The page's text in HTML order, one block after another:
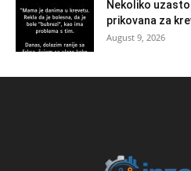
Nekoliko
prikovana za
August 9, 2026